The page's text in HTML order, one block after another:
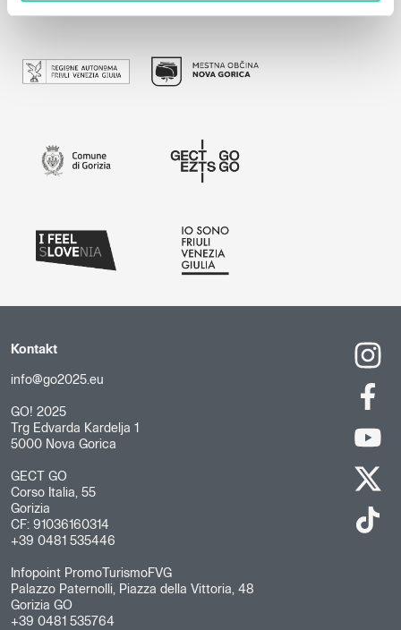
Kontakt
info@go2025.eu
GO! 2025
Trg Edvarda Kardelja 1
5000 Nova Gorica
GECT GO
Corso Italia, 55
Gorizia
CF: 91036160314
+39 0481 535446
Infopoint PromoTurismoFVG
Palazzo Paternolli, Piazza della Vittoria, 48
Gorizia GO
+39 0481 535764